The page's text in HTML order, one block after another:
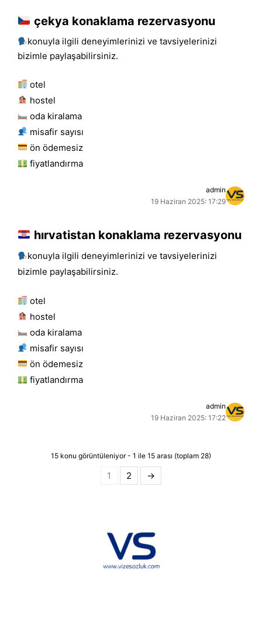
çekya konaklama rezervasyonu
konuyla ilgili deneyimlerinizi ve tavsiyelerinizi
bizimle paylaşabilirsiniz.
otel
hostel
oda kiralama
misafir sayısı
ön ödemesiz
fiyatlandırma
admin
19 Haziran 2025: 17:29
hırvatistan konaklama rezervasyonu
konuyla ilgili deneyimlerinizi ve tavsiyelerinizi
bizimle paylaşabilirsiniz.
otel
hostel
oda kiralama
misafir sayısı
ön ödemesiz
fiyatlandırma
admin
19 Haziran 2025: 17:22
15 konu görüntüleniyor - 1 ile 15 arası (toplam 28)
1 2 →